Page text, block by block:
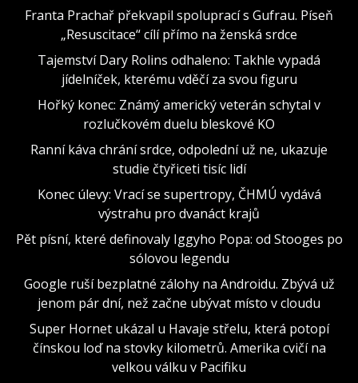
Franta Prachař překvapil spoluprací s Gufrau. Píseň
„Resuscitace“ cílí přímo na ženská srdce
Tajemství Dary Rolins odhaleno: Takhle vypadá
jídelníček, kterému vděčí za svou figuru
Hořký konec: Známý americký veterán schytal v
rozlučkovém duelu bleskové KO
Ranní káva chrání srdce, odpolední už ne, ukazuje
studie čtyřiceti tisíc lidí
Konec úlevy: Vrací se supertropy, ČHMÚ vydává
výstrahu pro dvanáct krajů
Pět písní, které definovaly Iggyho Popa: od Stooges po
sólovou legendu
Google ruší bezplatné zálohy na Androidu. Zbývá už
jenom pár dní, než začne ubývat místo v cloudu
Super Hornet ukázal u Havaje střelu, která potopí
čínskou loď na stovky kilometrů. Amerika cvičí na
velkou válku v Pacifiku